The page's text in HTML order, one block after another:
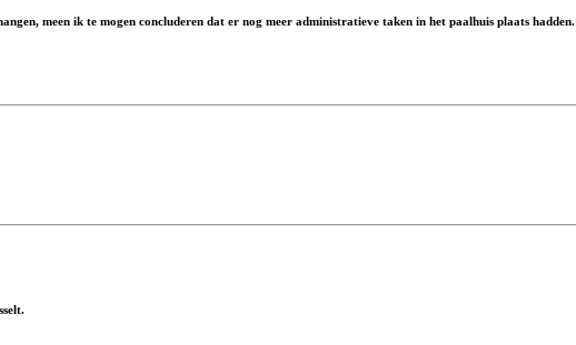
meen ik te mogen concluderen dat er nog meer administratieve taken in het paalhuis plaats hadden.